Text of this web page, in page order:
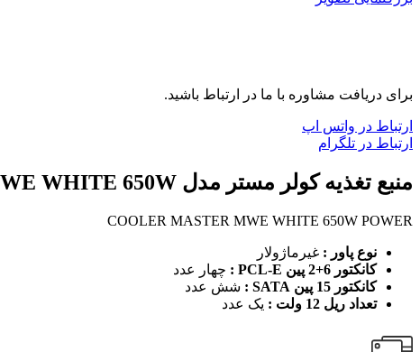
برای دریافت مشاوره با ما در ارتباط باشید.
ارتباط در واتس اپ
ارتباط در تلگرام
منبع تغذیه کولر مستر مدل POWER COOLER MASTER MWE WHITE 650W
COOLER MASTER MWE WHITE 650W POWER
نوع پاور : غیرماژولار
کانکتور 6+2 پین PCL-E :
چهار عدد
کانکتور 15 پین SATA :
شش عدد
تعداد ریل 12 ولت :
یک عدد